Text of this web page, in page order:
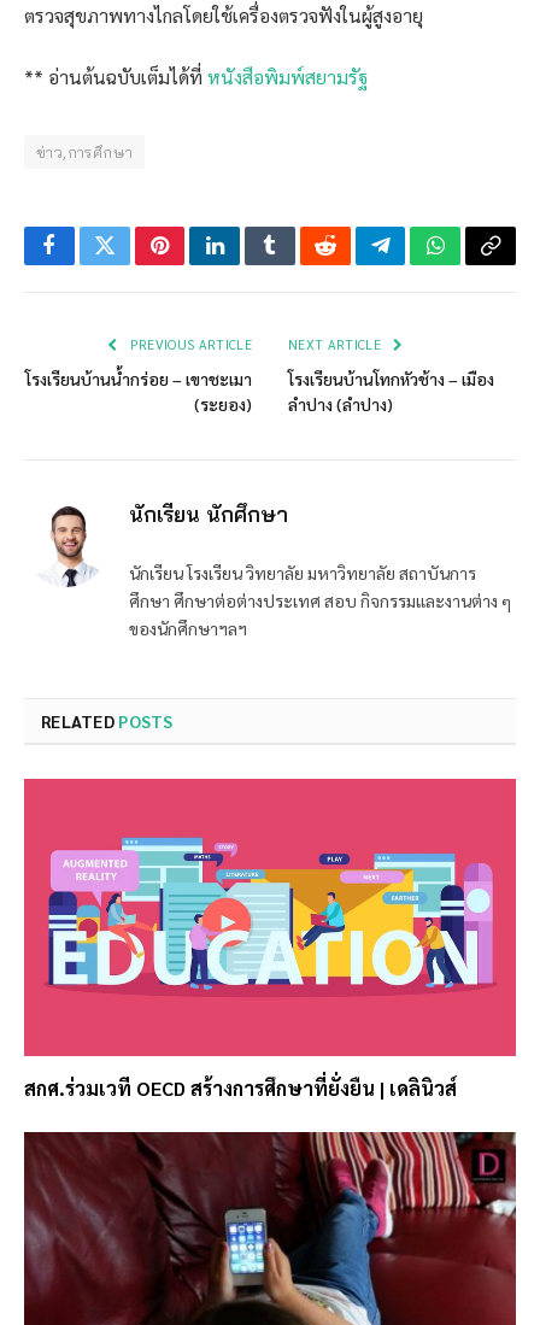
ตรวจสุขภาพทางไกลโดยใช้เครื่องตรวจฟังในผู้สูงอายุ
** อ่านต้นฉบับเต็มได้ที่ หนังสือพิมพ์สยามรัฐ
ข่าว,การศึกษา
FacebookTwitterPinterestLinkedInTumblrRedditTelegramWhatsApp
Copy
PREVIOUS ARTICLE
โรงเรียนบ้านน้ำกร่อย – เขาชะเมา
(ระยอง)
NEXT ARTICLE
โรงเรียนบ้านโทกหัวช้าง – เมือง
ลำปาง (ลำปาง)
นักเรียน นักศึกษา
นักเรียน โรงเรียน วิทยาลัย มหาวิทยาลัย สถาบันการ
ศึกษา ศึกษาต่อต่างประเทศ สอบ กิจกรรมและงานต่าง ๆ
ของนักศึกษาฯลฯ
RELATED POSTS
สกศ.ร่วมเวที OECD สร้างการศึกษาที่ยั่งยืน | เดลินิวส์